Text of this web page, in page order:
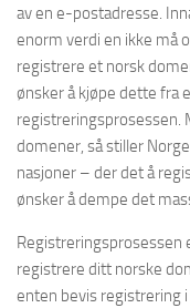
av en e-postadresse.
enorm verdi en ikke må
registrere et norsk
ønsker å kjøpe dette fra
registreringsprosessen.
domener, så stiller
nasjoner – der det å
ønsker å dempe det
Registreringsprosessen
registrere ditt norske
enten bevis registrering